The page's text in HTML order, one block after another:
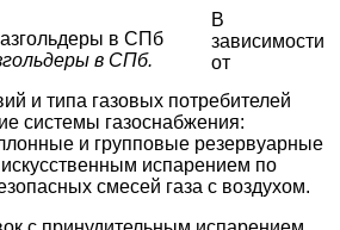
в СПб.
В
зависимости
от
и типа газовых потребителей
системы газоснабжения:
и групповые резервуарные
испарением по
смесей газа с воздухом.